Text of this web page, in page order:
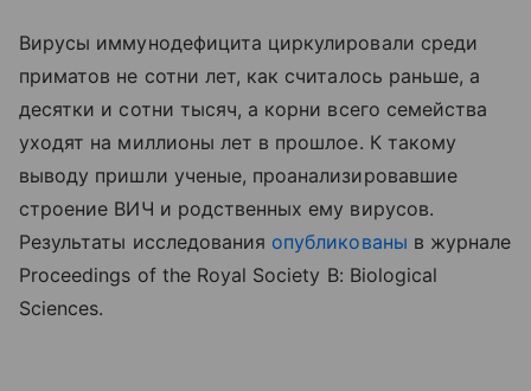
Вирусы иммунодефицита циркулировали среди
приматов не сотни лет, как считалось раньше, а
десятки и сотни тысяч, а корни всего семейства
уходят на миллионы лет в прошлое. К такому
выводу пришли ученые, проанализировавшие
строение ВИЧ и родственных ему вирусов.
Результаты исследования опубликованы в журнале
Proceedings of the Royal Society B: Biological
Sciences.